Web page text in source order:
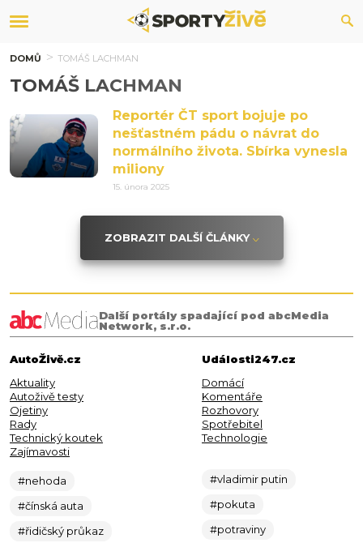
DOMŮ TOMÁŠ LACHMAN
TOMÁŠ LACHMAN
Reportér ČT sport bojuje po
nešťastném pádu o návrat do
normálního života. Sbírka vynesla
miliony
15. února 2025
ZOBRAZIT DALŠÍ ČLÁNKY
Další portály spadající pod abcMedia
Network, s.r.o.
AutoŽivě.cz
Aktuality
Autoživě testy
Ojetiny
Rady
Technický koutek
Zajímavosti
#nehoda
#čínská auta
#řidičský průkaz
Události247.cz
Domácí
Komentáře
Rozhovory
Spotřebitel
Technologie
#vladimir putin
#pokuta
#potraviny